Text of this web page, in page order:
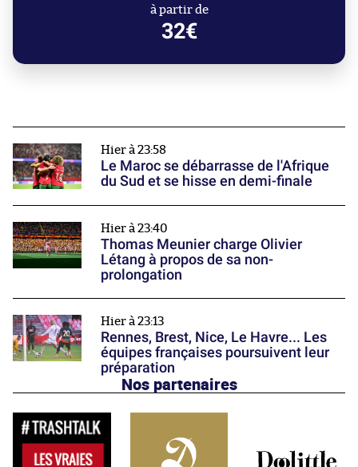
à partir de
32€
Hier à 23:58
Le Maroc se débarrasse de l'Afrique
du Sud et se hisse en demi-finale
Hier à 23:40
Thomas Meunier charge Olivier
Létang à propos de sa non-
prolongation
Hier à 23:13
Rennes, Brest, Nice, Le Havre... Les
équipes françaises poursuivent leur
préparation
Nos partenaires